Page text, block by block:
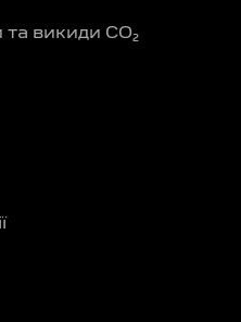
та викиди CO₂